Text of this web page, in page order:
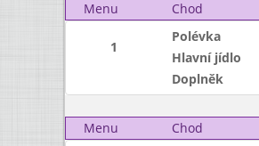
Menu
Chod
1
Polévka
Hlavní jídlo
Doplněk
Menu
Chod